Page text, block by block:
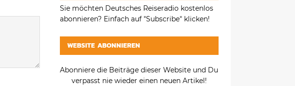
Sie möchten Deutsches Reiseradio kostenlos
abonnieren? Einfach auf "Subscribe" klicken!
WEBSITE ABONNIEREN
Abonniere die Beiträge dieser Website und Du
verpasst nie wieder einen neuen Artikel!